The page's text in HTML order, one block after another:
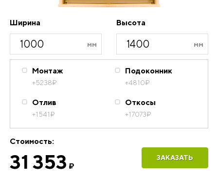
Ширина Высота
Монтаж
+5238₽
Подоконник
+4810₽
Отлив
+1541₽
Откосы
+17073₽
Стоимость:
31 353 ₽
ЗАКАЗАТЬ